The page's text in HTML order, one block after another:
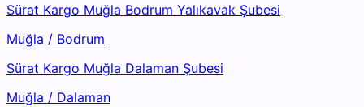
Sürat Kargo Muğla Bodrum Yalıkavak Şubesi
Muğla / Bodrum
Sürat Kargo Muğla Dalaman Şubesi
Muğla / Dalaman